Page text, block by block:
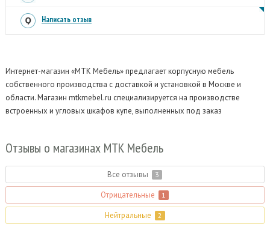
Написать отзыв
Интернет-магазин «МТК Мебель» предлагает корпусную мебель
собственного производства с доставкой и установкой в Москве и
области.Магазин mtkmebel.ru специализируется на производстве
встроенных и угловых шкафов купе, выполненных под заказ
Отзывы о магазинах МТК Мебель
Все отзывы 3
Отрицательные 1
Нейтральные 2